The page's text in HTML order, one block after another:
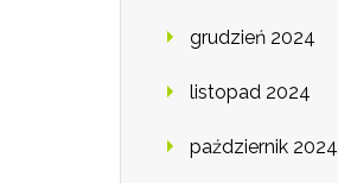
grudzień 2024
listopad 2024
październik 2024